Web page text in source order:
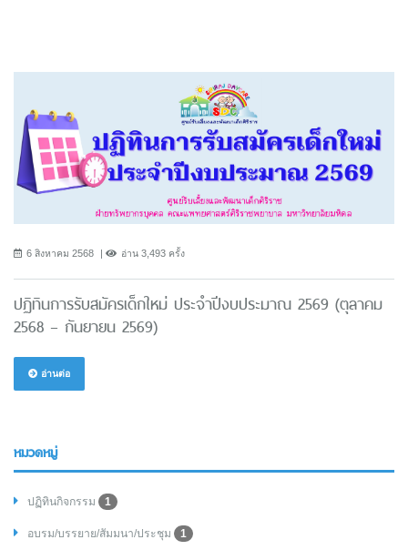
6 สิงหาคม 2568 อ่าน 3,493 ครั้ง
ปฏิทินการรับสมัครเด็กใหม่ ประจำปีงบประมาณ 2569 (ตุลาคม
2568 – กันยายน 2569)
อ่านต่อ
หมวดหมู่
ปฏิทินกิจกรรม 1
อบรม/บรรยาย/สัมมนา/ประชุม 1